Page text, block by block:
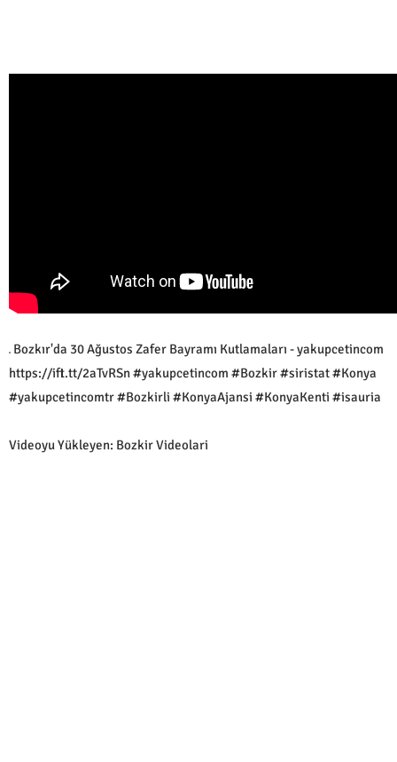
Bozkır'da 30 Ağustos Zafer Bayramı Kutlamaları - yakupcetincom
https://ift.tt/2aTvRSn #yakupcetincom #Bozkir #siristat #Konya
#yakupcetincomtr #Bozkirli #KonyaAjansi #KonyaKenti #isauria
Videoyu Yükleyen: Bozkir Videolari